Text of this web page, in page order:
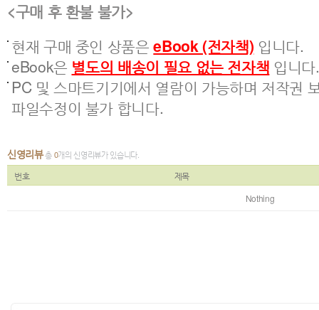
<구매 후 환불 불가>
현재 구매 중인 상품은eBook (전자책) 입니다.
eBook은 별도의 배송이 필요 없는 전자책 입니다.
PC 및 스마트기기에서 열람이 가능하며 저작권
파일수정이 불가 합니다.
신영리뷰총0개의 신영리뷰가 있습니다.
번호
제목
Nothing